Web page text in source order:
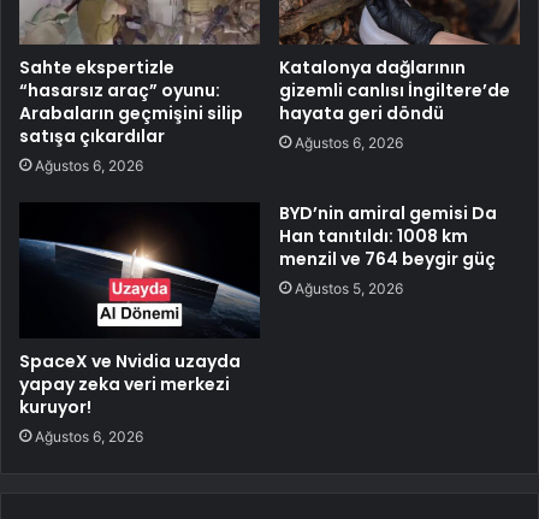
Sahte ekspertizle
“hasarsız araç” oyunu:
Arabaların geçmişini silip
satışa çıkardılar
Ağustos 6, 2026
Katalonya dağlarının
gizemli canlısı İngiltere’de
hayata geri döndü
Ağustos 6, 2026
SpaceX ve Nvidia uzayda
yapay zeka veri merkezi
kuruyor!
Ağustos 6, 2026
BYD’nin amiral gemisi Da
Han tanıtıldı: 1008 km
menzil ve 764 beygir güç
Ağustos 5, 2026